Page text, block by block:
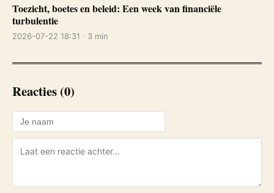
Toezicht, boetes en beleid: Een week van financiële
turbulentie
2026-07-22 18:31 · 3 min
Reacties (0)